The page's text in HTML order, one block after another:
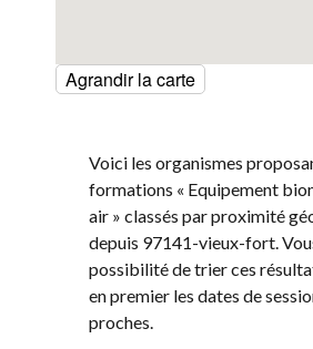
Agrandir la carte
Voici les organismes
formations « Equipement
air » classés par proximité
depuis 97141-vieux-fort.
possibilité de trier ces
en premier les dates de
proches.